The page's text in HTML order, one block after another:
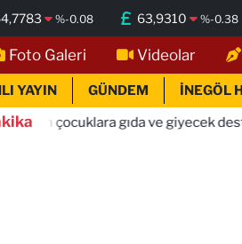
%-0.08 63,9310 %-0.38
Foto Galeri Videolar
YAYIN GÜNDEM İNEGÖL
gıda ve giyecek desteği